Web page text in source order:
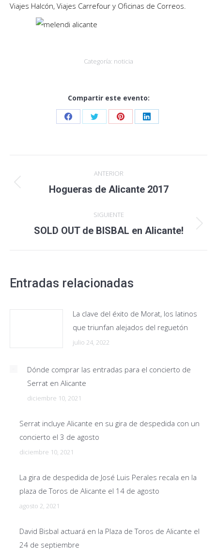
Viajes Halcón, Viajes Carrefour y Oficinas de Correos.
Categoría: noticia
Compartir este evento:
Share
Facebook
Share
Twitter
Share
Pinterest
Share
LinkedIn
entre
publicaciones
ANTERIOR
Publicación
Hogueras de Alicante 2017
SIGUIENTE
Publicación
SOLD OUT de BISBAL en Alicante!
Entradas relacionadas
La clave del éxito de Morat, los latinos
que triunfan alejados del reguetón
julio 24, 2022
Dónde comprar las entradas para el concierto de
Serrat en Alicante
diciembre 10, 2021
Serrat incluye Alicante en su gira de despedida con un
concierto el 3 de agosto
diciembre 10, 2021
La gira de despedida de José Luis Perales recala en la
plaza de Toros de Alicante el 14 de agosto
agosto 2, 2021
David Bisbal actuará en la Plaza de Toros de Alicante el
24 de septiembre